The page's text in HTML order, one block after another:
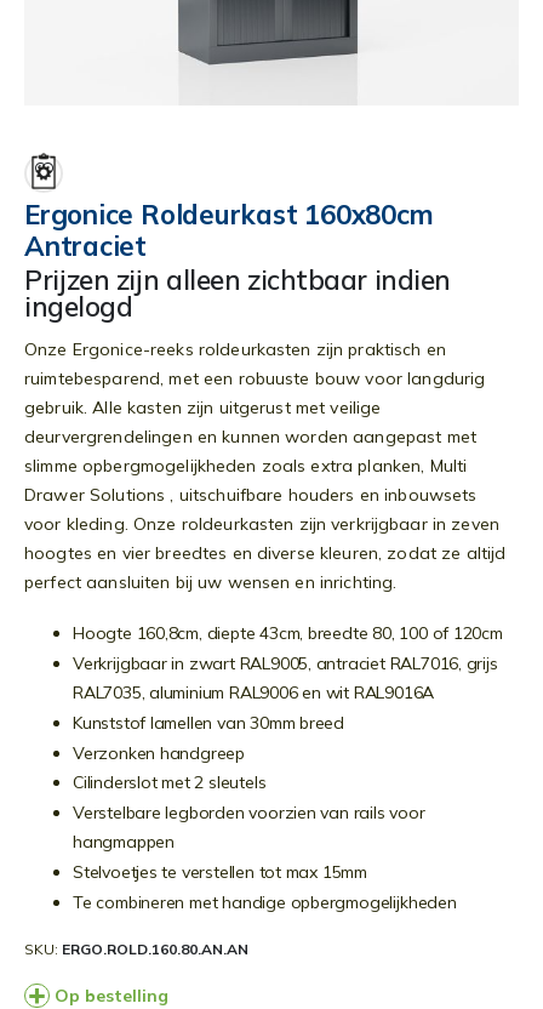
het
begin
van
de
afbeeldingen-
gallerij
Ergonice Roldeurkast 160x80cm
Antraciet
Prijzen zijn alleen zichtbaar indien
ingelogd
Onze Ergonice-reeks roldeurkasten zijn praktisch en
ruimtebesparend, met een robuuste bouw voor langdurig
gebruik. Alle kasten zijn uitgerust met veilige
deurvergrendelingen en kunnen worden aangepast met
slimme opbergmogelijkheden zoals extra planken, Multi
Drawer Solutions , uitschuifbare houders en inbouwsets
voor kleding. Onze roldeurkasten zijn verkrijgbaar in zeven
hoogtes en vier breedtes en diverse kleuren, zodat ze altijd
perfect aansluiten bij uw wensen en inrichting.
Hoogte 160,8cm, diepte 43cm, breedte 80, 100 of 120cm
Verkrijgbaar in zwart RAL9005, antraciet RAL7016, grijs
RAL7035, aluminium RAL9006 en wit RAL9016A
Kunststof lamellen van 30mm breed
Verzonken handgreep
Cilinderslot met 2 sleutels
Verstelbare legborden voorzien van rails voor
hangmappen
Stelvoetjes te verstellen tot max 15mm
Te combineren met handige opbergmogelijkheden
SKU ERGO.ROLD.160.80.AN.AN
Op bestelling